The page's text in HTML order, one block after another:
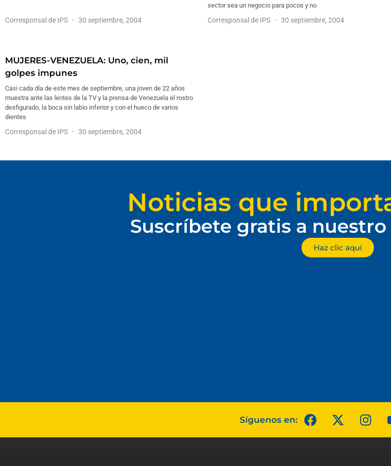
Corresponsal de IPS 30 septiembre, 2004
sector sea un negocio para pocos y no
Corresponsal de IPS 30 septiembre, 2004
MUJERES-VENEZUELA: Uno, cien, mil
golpes impunes
Casi cada día de este mes de septiembre, una joven de 22 años
muestra ante las lentes de la TV y la prensa de Venezuela el rostro
desfigurado, la boca sin labio inferior y con el hueco de varios
dientes
Corresponsal de IPS 30 septiembre, 2004
Noticias que
Suscríbete gratis a
Haz clic aquí
Síguenos en: